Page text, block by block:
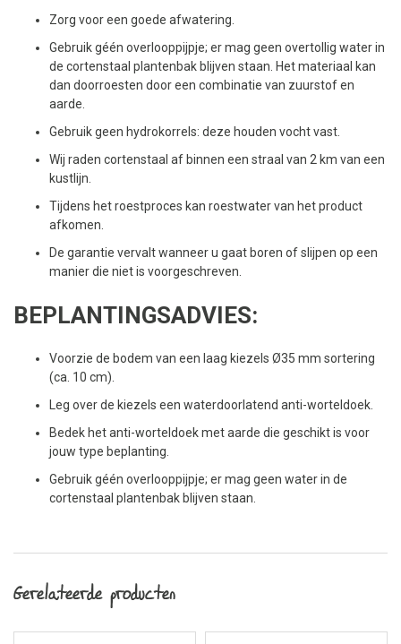
Zorg voor een goede afwatering.
Gebruik géén overlooppijpje; er mag geen overtollig water in
de cortenstaal plantenbak blijven staan. Het materiaal kan
dan doorroesten door een combinatie van zuurstof en
aarde.
Gebruik geen hydrokorrels: deze houden vocht vast.
Wij raden cortenstaal af binnen een straal van 2 km van een
kustlijn.
Tijdens het roestproces kan roestwater van het product
afkomen.
De garantie vervalt wanneer u gaat boren of slijpen op een
manier die niet is voorgeschreven.
BEPLANTINGSADVIES:
Voorzie de bodem van een laag kiezels Ø35 mm sortering
(ca. 10 cm).
Leg over de kiezels een waterdoorlatend anti-worteldoek.
Bedek het anti-worteldoek met aarde die geschikt is voor
jouw type beplanting.
Gebruik géén overlooppijpje; er mag geen water in de
cortenstaal plantenbak blijven staan.
Gerelateerde producten